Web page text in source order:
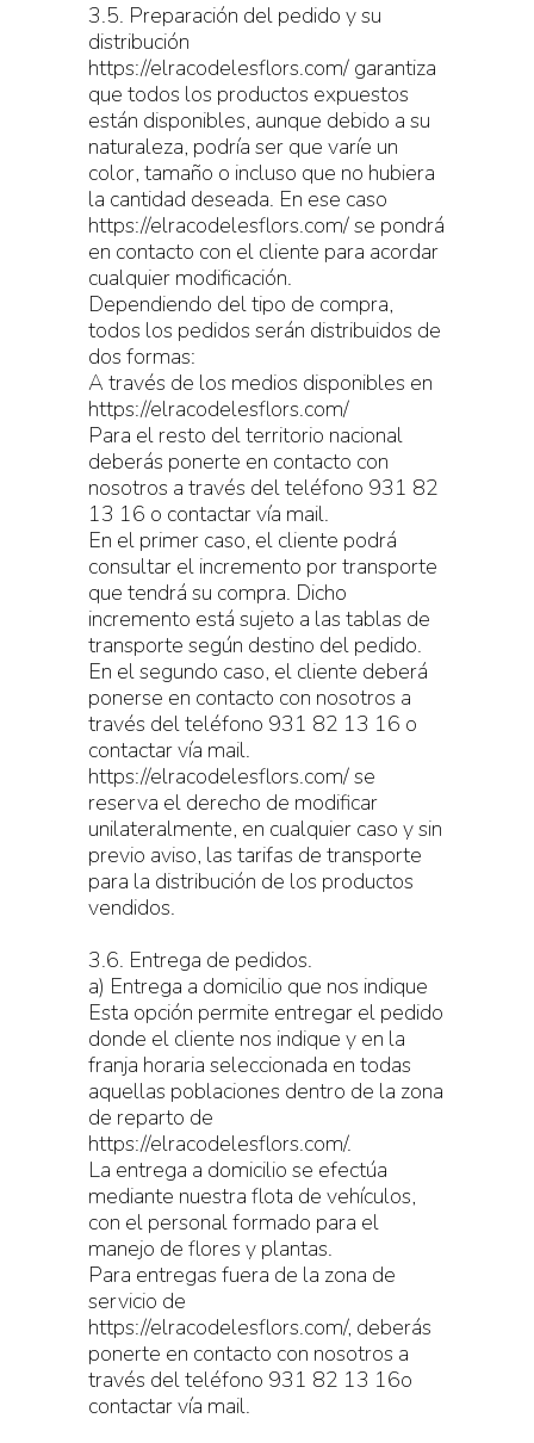
3.5. Preparación del pedido y su
distribución
https://elracodelesflors.com/ garantiza
que todos los productos expuestos
están disponibles, aunque debido a su
naturaleza, podría ser que varíe un
color, tamaño o incluso que no hubiera
la cantidad deseada. En ese caso
https://elracodelesflors.com/ se pondrá
en contacto con el cliente para acordar
cualquier modificación.
Dependiendo del tipo de compra,
todos los pedidos serán distribuidos de
dos formas:
A través de los medios disponibles en
https://elracodelesflors.com/
Para el resto del territorio nacional
deberás ponerte en contacto con
nosotros a través del teléfono 931 82
13 16 o contactar vía mail.
En el primer caso, el cliente podrá
consultar el incremento por transporte
que tendrá su compra. Dicho
incremento está sujeto a las tablas de
transporte según destino del pedido.
En el segundo caso, el cliente deberá
ponerse en contacto con nosotros a
través del teléfono 931 82 13 16 o
contactar vía mail.
https://elracodelesflors.com/ se
reserva el derecho de modificar
unilateralmente, en cualquier caso y sin
previo aviso, las tarifas de transporte
para la distribución de los productos
vendidos.
3.6. Entrega de pedidos.
a) Entrega a domicilio que nos indique
Esta opción permite entregar el pedido
donde el cliente nos indique y en la
franja horaria seleccionada en todas
aquellas poblaciones dentro de la zona
de reparto de
https://elracodelesflors.com/.
La entrega a domicilio se efectúa
mediante nuestra flota de vehículos,
con el personal formado para el
manejo de flores y plantas.
Para entregas fuera de la zona de
servicio de
https://elracodelesflors.com/, deberás
ponerte en contacto con nosotros a
través del teléfono 931 82 13 16o
contactar vía mail.